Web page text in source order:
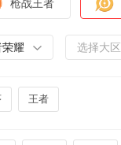
枪战王者
荣耀 选择大区
王者